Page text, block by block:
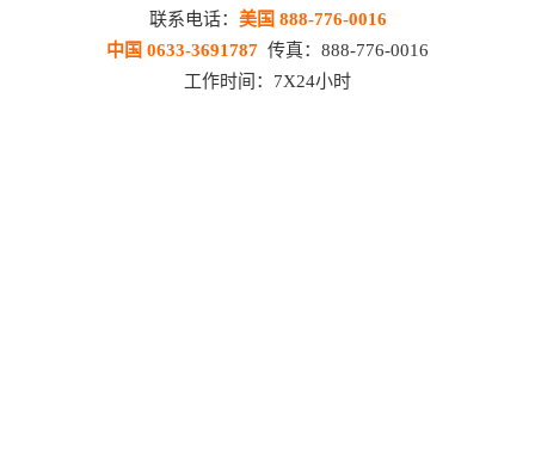
联系电话： 美国 888-776-0016
中国 0633-3691787 传真：888-776-0016
工作时间：7X24小时